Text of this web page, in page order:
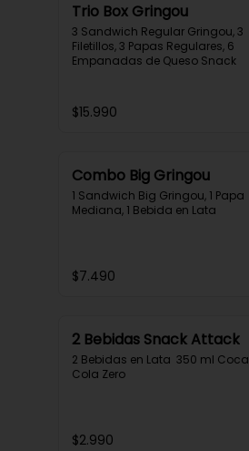
Trio Box Gringou
3 Sandwich Regular Gringou, 3
Filetillos, 3 Papas Regulares, 6
Empanadas de Queso Snack
$15.990
Combo Big Gringou
1 Sandwich Big Gringou, 1 Papa
Mediana, 1 Bebida en Lata
$7.490
2 Bebidas Snack Attack
2 Bebidas en Lata  350 ml Coca
Cola Zero
$2.990